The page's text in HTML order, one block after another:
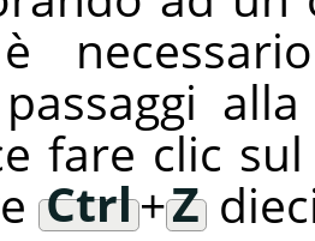
fare clic
Ctrl+Z